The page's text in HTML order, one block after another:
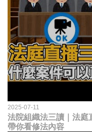
2025-07-11
法院組織法三讀｜法庭
帶你看修法內容